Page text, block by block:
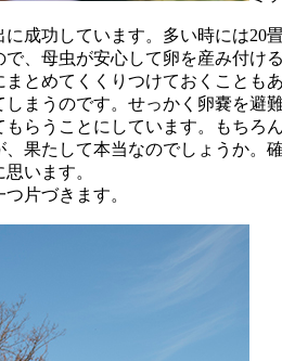
功しています。多い時には20
、母虫が安心して卵を産み付け
とめてくくりつけておくことも
まうのです。せっかく卵嚢を
らうことにしています。もちろ
果たして本当なのでしょうか。
います。
片づきます。